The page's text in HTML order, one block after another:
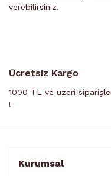
verebilirsiniz.
Ücretsiz Kargo
1000 TL ve üzeri
!
Kurumsal